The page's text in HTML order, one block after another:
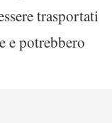
trasportati
e potrebbero